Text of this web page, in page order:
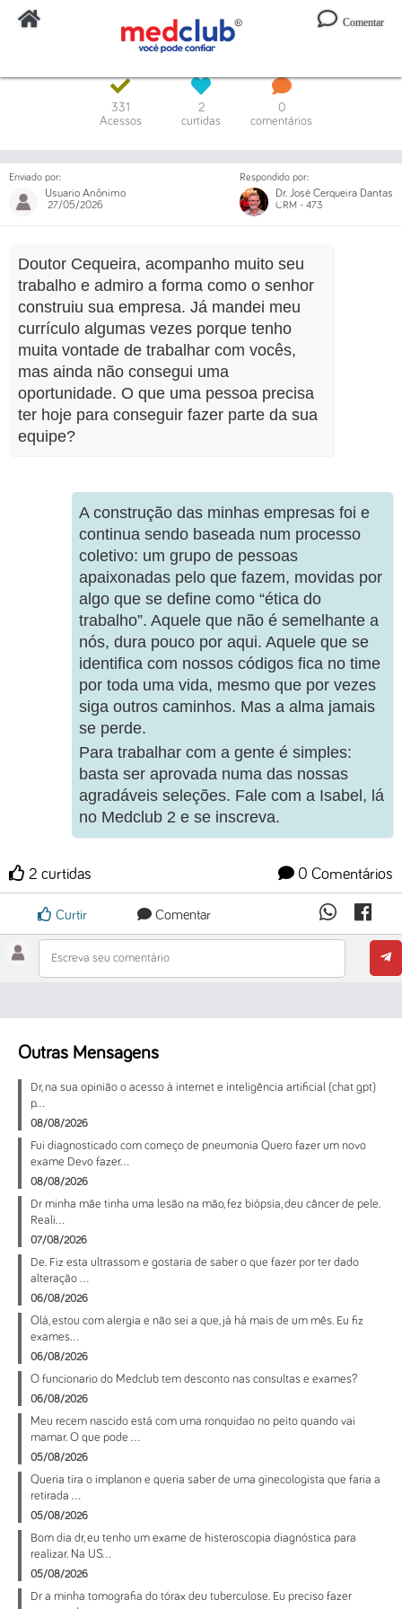
Comentar
Digite o código ou um trecho da mensagem
331
Acessos
2
curtidas
0
comentários
Enviado por:
Usuario Anônimo
27/05/2026
Respondido por:
Dr. José Cerqueira Dantas
CRM - 473
Doutor Cequeira, acompanho muito seu
trabalho e admiro a forma como o senhor
construiu sua empresa. Já mandei meu
currículo algumas vezes porque tenho
muita vontade de trabalhar com vocês,
mas ainda não consegui uma
oportunidade. O que uma pessoa precisa
ter hoje para conseguir fazer parte da sua
equipe?
A construção das minhas empresas foi e
continua sendo baseada num processo
coletivo: um grupo de pessoas
apaixonadas pelo que fazem, movidas por
algo que se define como “ética do
trabalho”. Aquele que não é semelhante a
nós, dura pouco por aqui. Aquele que se
identifica com nossos códigos fica no time
por toda uma vida, mesmo que por vezes
siga outros caminhos. Mas a alma jamais
se perde.
Para trabalhar com a gente é simples:
basta ser aprovada numa das nossas
agradáveis seleções. Fale com a Isabel, lá
no Medclub 2 e se inscreva.
0 Comentários
2 curtidas
Curtir Comentar
Escreva seu comentário
Outras Mensagens
Dr, na sua opinião o acesso à internet e inteligência artificial (chat gpt)
p...
08/08/2026
Fui diagnosticado com começo de pneumonia Quero fazer um novo
exame Devo fazer...
08/08/2026
Dr minha mãe tinha uma lesão na mão, fez biópsia, deu câncer de pele.
Reali...
07/08/2026
De. Fiz esta ultrassom e gostaria de saber o que fazer por ter dado
alteração ...
06/08/2026
Olá, estou com alergia e não sei a que, já há mais de um mês. Eu fiz
exames...
06/08/2026
O funcionario do Medclub tem desconto nas consultas e exames?
06/08/2026
Meu recem nascido está com uma ronquidao no peito quando vai
mamar. O que pode ...
05/08/2026
Queria tira o implanon e queria saber de uma ginecologista que faria a
retirada ...
05/08/2026
Bom dia dr, eu tenho um exame de histeroscopia diagnóstica para
realizar. Na US...
05/08/2026
Dr a minha tomografia do tórax deu tuberculose. Eu preciso fazer